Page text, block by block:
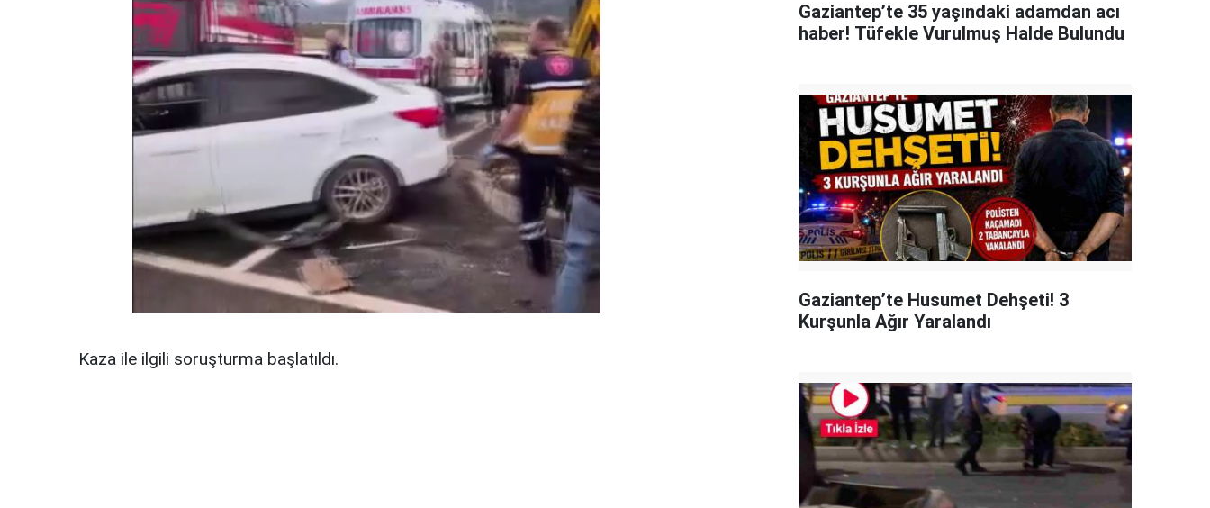
Kaza ile ilgili soruşturma başlatıldı.
Gaziantep’te 35 yaşındaki adamdan acı
haber! Tüfekle Vurulmuş Halde Bulundu
Gaziantep’te Husumet Dehşeti! 3
Kurşunla Ağır Yaralandı